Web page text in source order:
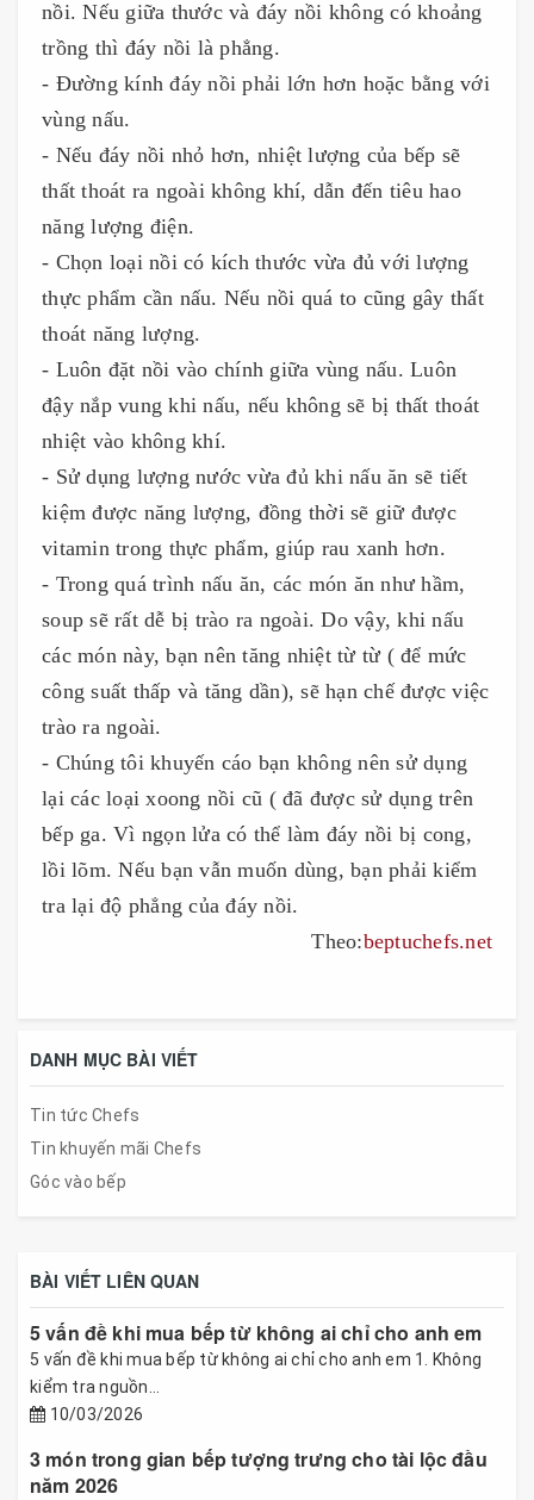
nồi. Nếu giữa thước và đáy nồi không có khoảng
trồng thì đáy nồi là phẳng.
- Đường kính đáy nồi phải lớn hơn hoặc bằng với
vùng nấu.
- Nếu đáy nồi nhỏ hơn, nhiệt lượng của bếp sẽ
thất thoát ra ngoài không khí, dẫn đến tiêu hao
năng lượng điện.
- Chọn loại nồi có kích thước vừa đủ với lượng
thực phẩm cần nấu. Nếu nồi quá to cũng gây thất
thoát năng lượng.
- Luôn đặt nồi vào chính giữa vùng nấu. Luôn
đậy nắp vung khi nấu, nếu không sẽ bị thất thoát
nhiệt vào không khí.
- Sử dụng lượng nước vừa đủ khi nấu ăn sẽ tiết
kiệm được năng lượng, đồng thời sẽ giữ được
vitamin trong thực phẩm, giúp rau xanh hơn.
- Trong quá trình nấu ăn, các món ăn như hầm,
soup sẽ rất dễ bị trào ra ngoài. Do vậy, khi nấu
các món này, bạn nên tăng nhiệt từ từ ( để mức
công suất thấp và tăng dần), sẽ hạn chế được việc
trào ra ngoài.
- Chúng tôi khuyến cáo bạn không nên sử dụng
lại các loại xoong nồi cũ ( đã được sử dụng trên
bếp ga. Vì ngọn lửa có thể làm đáy nồi bị cong,
lồi lõm. Nếu bạn vẫn muốn dùng, bạn phải kiểm
tra lại độ phẳng của đáy nồi.
Theo:beptuchefs.net
DANH MỤC BÀI VIẾT
Tin tức Chefs
Tin khuyến mãi Chefs
Góc vào bếp
BÀI VIẾT LIÊN QUAN
5 vấn đề khi mua bếp từ không ai chỉ cho anh em
5 vấn đề khi mua bếp từ không ai chỉ cho anh em 1. Không
kiểm tra nguồn...
10/03/2026
3 món trong gian bếp tượng trưng cho tài lộc đầu
năm 2026